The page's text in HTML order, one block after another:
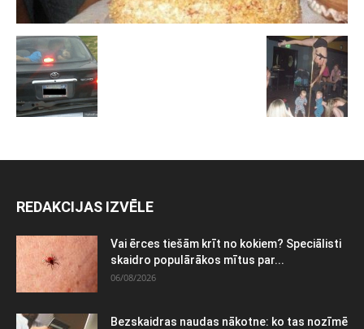
REDAKCIJAS IZVĒLE
Vai ērces tiešām krīt no kokiem? Speciālisti
skaidro populārākos mītus par...
06/08/2026
Bezskaidras naudas nākotne: ko tas nozīmē